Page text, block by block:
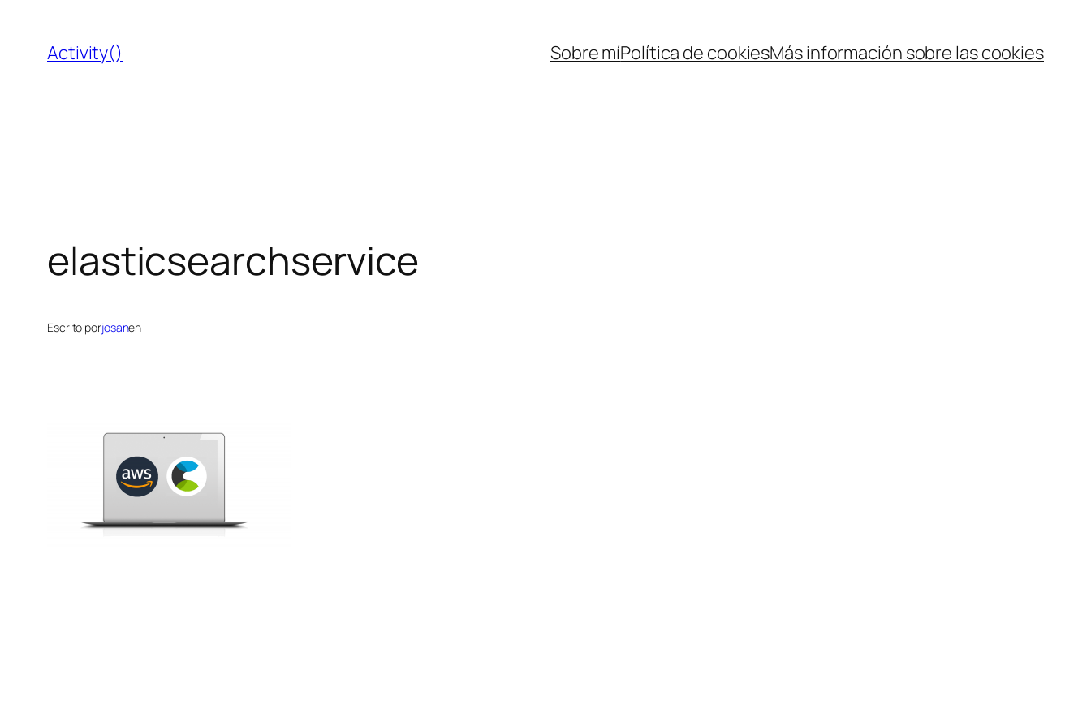
contenido
Activity() Sobre míPolítica de cookiesMás información sobre las cookies
elasticsearchservice
Escrito porjosanen